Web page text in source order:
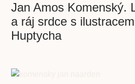
Jan Amos Komenský.
a ráj srdce s
Huptycha